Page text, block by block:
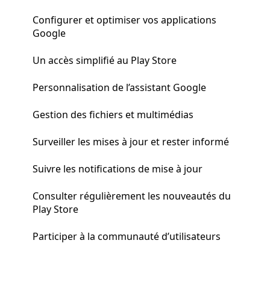
Configurer et optimiser vos applications
Google
Un accès simplifié au Play Store
Personnalisation de l’assistant Google
Gestion des fichiers et multimédias
Surveiller les mises à jour et rester informé
Suivre les notifications de mise à jour
Consulter régulièrement les nouveautés du
Play Store
Participer à la communauté d’utilisateurs